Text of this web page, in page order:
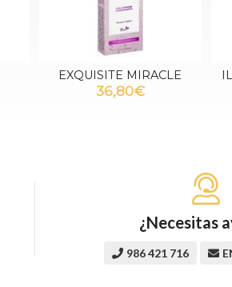
EXQUISITE MIRACLE
36,80€
¿Necesitas
986 421 716